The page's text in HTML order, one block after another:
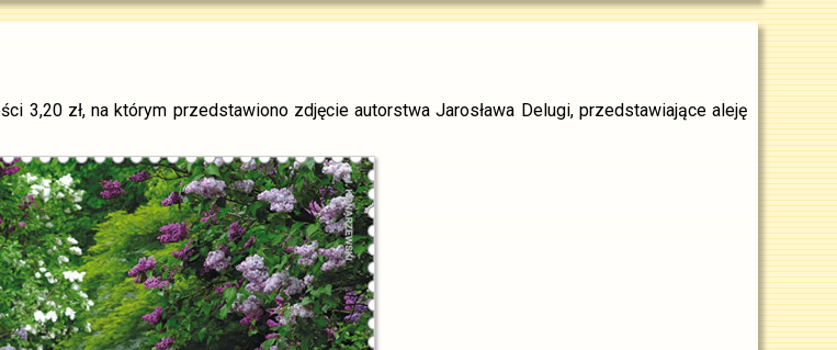
3,20 zł, na którym przedstawiono zdjęcie autorstwa Jarosława Delugi, przedstawiające aleję